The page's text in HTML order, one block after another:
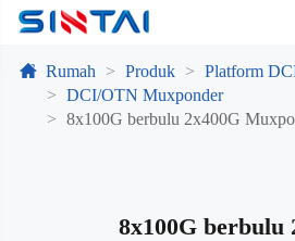
Rumah Produk
Platform
DCI/OTN Muxponder
8x100G berbulu 2x400G
8x100G berbulu